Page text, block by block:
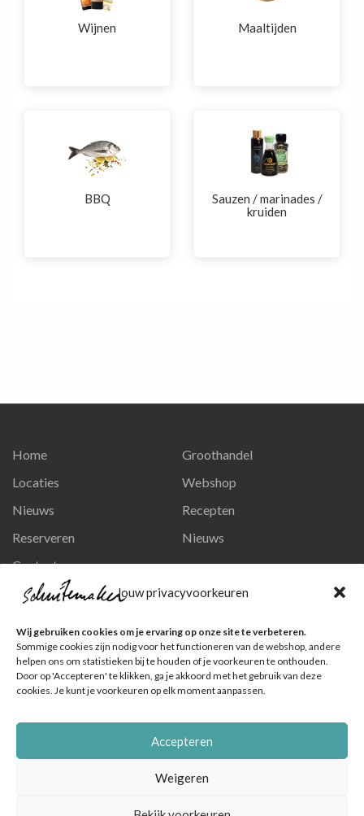
Jouw privacyvoorkeuren
Wij gebruiken cookies om je ervaring op onze site te verbeteren.
Sommige cookies zijn nodig voor het functioneren van de webshop, andere
helpen ons om statistieken bij te houden of je voorkeuren te onthouden.
Door op 'Accepteren' te klikken, ga je akkoord met het gebruik van deze
cookies. Je kunt je voorkeuren op elk moment aanpassen.
Accepteren
Weigeren
Wijnen Maaltijden
BBQ
Sauzen / marinades /
kruiden
Home
Locaties
Nieuws
Reserveren
Contact
Privacy en persoonsgegevens
Groothandel
Webshop
Recepten
Nieuws
Ga naar onze pagina
Volg ons op Instagram
Ga naar onze pagina